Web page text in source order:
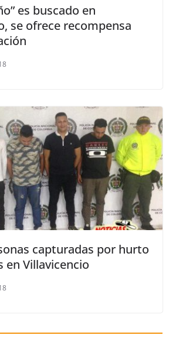
es buscado en
se ofrece recompensa
capturadas por hurto
en Villavicencio